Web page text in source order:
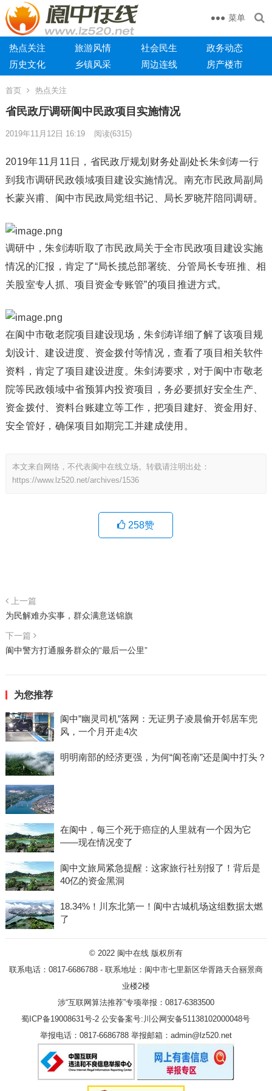
菜单
热点关注 旅游风情 社会民生
政务动态
历史文化
乡镇风采 周边连线 房产楼市
首页 热点关注
省民政厅调研阆中民政项目实施情况
2019年11月12日 16:19 阅读(6315)
2019年11月11日，省民政厅规划财务处副处长朱剑涛一行
到我市调研民政领域项目建设实施情况。南充市民政局副局
长蒙兴甫、阆中市民政局党组书记、局长罗晓芹陪同调研。
调研中，朱剑涛听取了市民政局关于全市民政项目建设实施
情况的汇报，肯定了“局长揽总部署统、分管局长专班推、相
关股室专人抓、项目资金专账管”的项目推进方式。
在阆中市敬老院项目建设现场，朱剑涛详细了解了该项目规
划设计、建设进度、资金拨付等情况，查看了项目相关软件
资料，肯定了项目建设进度。朱剑涛要求，对于阆中市敬老
院等民政领域中省预算内投资项目，务必要抓好安全生产、
资金拨付、资料台账建立等工作，把项目建好、资金用好、
安全管好，确保项目如期完工并建成使用。
本文来自网络，不代表阆中在线立场。转载请注明出处：
https://www.lz520.net/archives/1536
258赞
上一篇
为民解难办实事，群众满意送锦旗
下一篇
阆中警方打通服务群众的“最后一公里”
为您推荐
阆中”幽灵司机”落网：无证男子凌晨偷开邻居车兜
风，一个月开走4次
明明南部的经济更强，为何“阆苍南”还是阆中打头？
在阆中，每三个死于癌症的人里就有一个因为它
——现在情况变了
阆中文旅局紧急提醒：这家旅行社别报了！背后是
40亿的资金黑洞
18.34%！川东北第一！阆中古城机场这组数据太燃
了
© 2022 阆中在线版权所有
联系电话：0817-6686788 - 联系地址：阆中市七里新区华胥路天合丽景商
业楼2楼
涉“互联网算法推荐”专项举报：0817-6383500
蜀ICP备19008631号-2 公安备案号:川公网安备51138102000048号
举报电话：0817-6686788 举报邮箱：admin@lz520.net